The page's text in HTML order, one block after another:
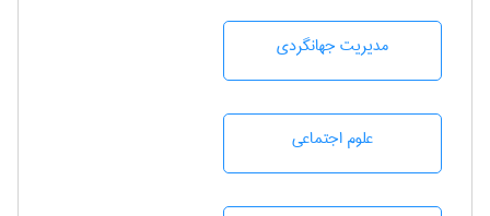
مديريت جهانگردی
علوم اجتماعی